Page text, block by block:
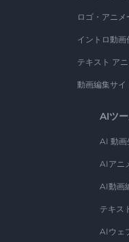
ロゴ・アニメ
イントロ動画
テキスト ア
動画編集サイ
AIツ
AI 動画
AIアニ
AI動画
テキス
AIウェ